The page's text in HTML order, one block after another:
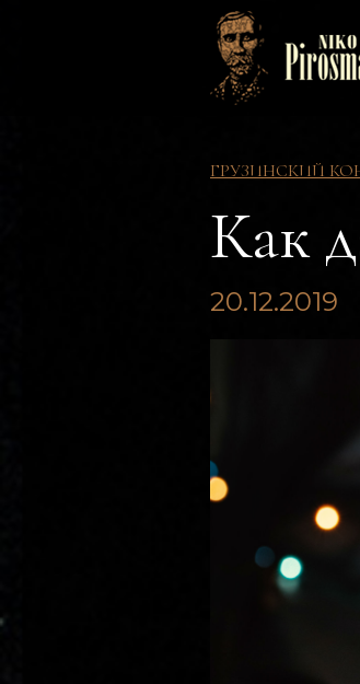
ГРУЗИНСКИЙ
Как
20.12.2019